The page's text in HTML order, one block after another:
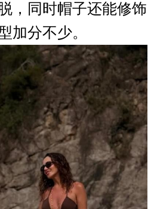
，同时帽子还能修饰
加分不少。